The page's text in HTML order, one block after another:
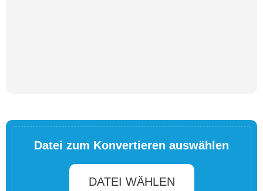
Datei zum Konvertieren auswählen
DATEI WÄHLEN